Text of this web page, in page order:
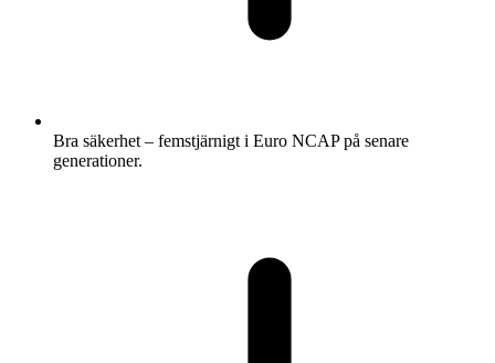
Bra säkerhet – femstjärnigt i Euro NCAP på senare
generationer.